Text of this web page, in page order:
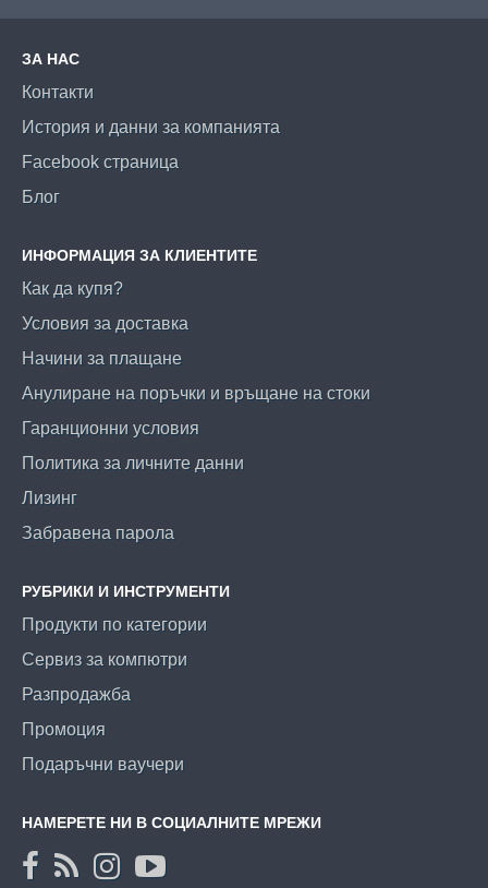
ЗА НАС
Контакти
История и данни за компанията
Facebook страница
Блог
ИНФОРМАЦИЯ ЗА КЛИЕНТИТЕ
Как да купя?
Условия за доставка
Начини за плащане
Анулиране на поръчки и връщане на стоки
Гаранционни условия
Политика за личните данни
Лизинг
Забравена парола
РУБРИКИ И ИНСТРУМЕНТИ
Продукти по категории
Сервиз за компютри
Разпродажба
Промоция
Подаръчни ваучери
НАМЕРЕТЕ НИ В СОЦИАЛНИТЕ МРЕЖИ